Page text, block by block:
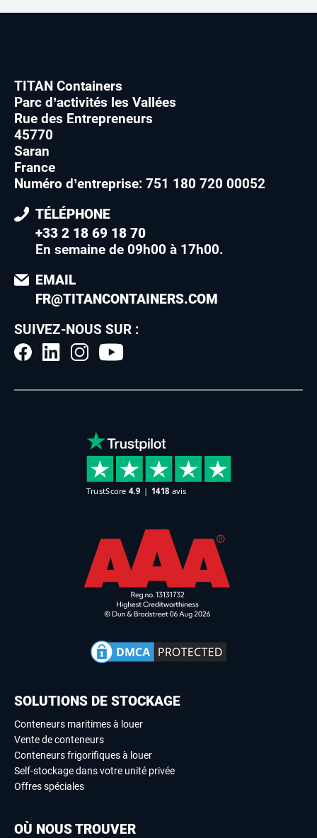
TITAN Containers
Parc d’activités les Vallées
Rue des Entrepreneurs
45770
Saran
France
Numéro d’entreprise: 751 180 720 00052
TÉLÉPHONE
+33 2 18 69 18 70
En semaine de 09h00 à 17h00.
EMAIL
FR@TITANCONTAINERS.COM
SUIVEZ-NOUS SUR :
SOLUTIONS DE STOCKAGE
Conteneurs maritimes à louer
Vente de conteneurs
Conteneurs frigorifiques à louer
Self-stockage dans votre unité privée
Offres spéciales
OÙ NOUS TROUVER